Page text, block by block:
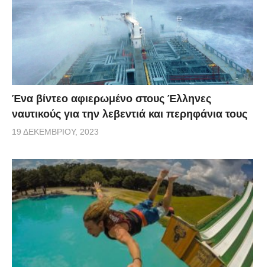
Ένα βίντεο αφιερωμένο στους Έλληνες
ναυτικούς για την λεβεντιά και περηφάνια τους
19 ΔΕΚΕΜΒΡΊΟΥ, 2023